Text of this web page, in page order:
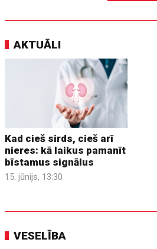
AKTUĀLI
Kad cieš sirds, cieš arī
nieres: kā laikus pamanīt
bīstamus signālus
15. jūnijs, 13:30
VESELĪBA